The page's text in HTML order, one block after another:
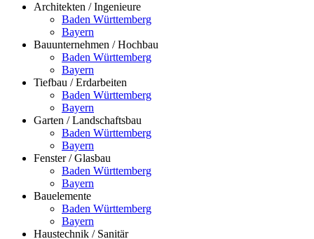
Architekten / Ingenieure
Baden Württemberg
Bayern
Bauunternehmen / Hochbau
Baden Württemberg
Bayern
Tiefbau / Erdarbeiten
Baden Württemberg
Bayern
Garten / Landschaftsbau
Baden Württemberg
Bayern
Fenster / Glasbau
Baden Württemberg
Bayern
Bauelemente
Baden Württemberg
Bayern
Haustechnik / Sanitär